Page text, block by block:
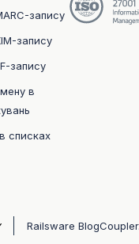
запису
запису
запису
в
списках
Railsware Blog